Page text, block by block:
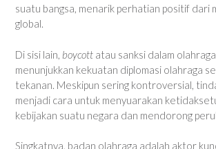
suatu bangsa, menarik perhatian positif dari
global.
Di sisi lain, boycott atau sanksi dalam
menunjukkan kekuatan diplomasi olahraga
tekanan. Meskipun sering kontroversial,
menjadi cara untuk menyuarakan
kebijakan suatu negara dan mendorong
Singkatnya, badan olahraga adalah aktor